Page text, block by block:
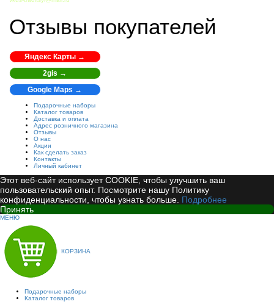
Отзывы покупателей
Яндекс Карты →
2gis →
Google Maps →
Подарочные наборы
Каталог товаров
Доставка и оплата
Адрес розничного магазина
Отзывы
О нас
Акции
Как сделать заказ
Контакты
Личный кабинет
Этот веб-сайт использует COOKIE, чтобы улучшить ваш
пользовательский опыт. Посмотрите нашу Политику
конфиденциальности, чтобы узнать больше. Подробнее
Принять
МЕНЮ
КОРЗИНА
Подарочные наборы
Каталог товаров